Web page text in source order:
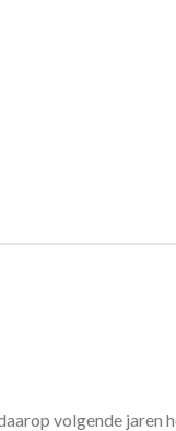
volgende jaren